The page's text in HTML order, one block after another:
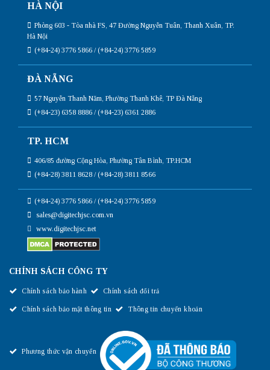
HÀ NỘI
Phòng 603 - Tòa nhà FS, 47 Đường Nguyễn Tuân, Thanh Xuân, TP.
Hà Nội
(+84-24) 3776 5866 / (+84-24) 3776 5859
ĐÀ NẴNG
57 Nguyễn Thanh Năm, Phường Thanh Khê, TP Đà Nẵng
(+84-23) 6358 8886 / (+84-23) 6361 2886
TP. HCM
406/85 đường Cộng Hòa, Phường Tân Bình, TP.HCM
(+84-28) 3811 8628 / (+84-28) 3811 8566
(+84-24) 3776 5866 / (+84-24) 3776 5859
sales@digitechjsc.com.vn
www.digitechjsc.net
CHÍNH SÁCH CÔNG TY
Chính sách bảo hành Chính sách đổi trả
Chính sách bảo mật thông tin Thông tin chuyển khoản
Phương thức vận chuyển